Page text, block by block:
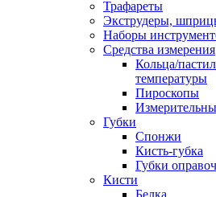
Трафареты
Экструдеры,
Наборы
Средства измерения
Кольца/
температуры
Пироскопы
Губки
Спонжи
Кисть-губка
Губки
Кисти
Белка